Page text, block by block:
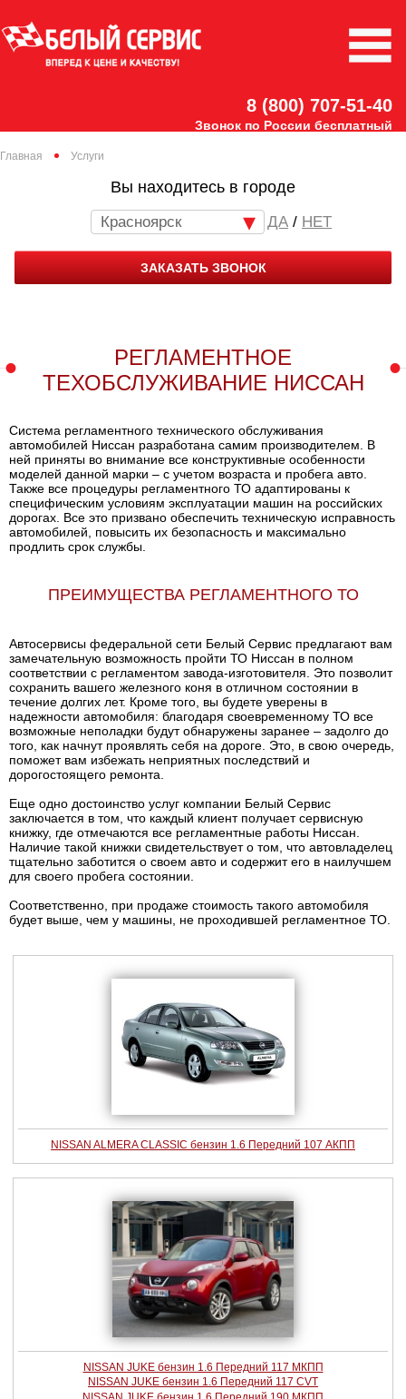
8 (800) 707-51-40
Звонок по России бесплатный
Главная Услуги
Вы находитесь в городе
Красноярск / НЕТ
ЗАКАЗАТЬ ЗВОНОК
РЕГЛАМЕНТНОЕ
ТЕХОБСЛУЖИВАНИЕ НИССАН
Система регламентного технического обслуживания
автомобилей Ниссан разработана самим производителем. В
ней приняты во внимание все конструктивные особенности
моделей данной марки – с учетом возраста и пробега авто.
Также все процедуры регламентного ТО адаптированы к
специфическим условиям эксплуатации машин на российских
дорогах. Все это призвано обеспечить техническую исправность
автомобилей, повысить их безопасность и максимально
продлить срок службы.
ПРЕИМУЩЕСТВА РЕГЛАМЕНТНОГО ТО
Автосервисы федеральной сети Белый Сервис предлагают вам
замечательную возможность пройти ТО Ниссан в полном
соответствии с регламентом завода-изготовителя. Это позволит
сохранить вашего железного коня в отличном состоянии в
течение долгих лет. Кроме того, вы будете уверены в
надежности автомобиля: благодаря своевременному ТО все
возможные неполадки будут обнаружены заранее – задолго до
того, как начнут проявлять себя на дороге. Это, в свою очередь,
поможет вам избежать неприятных последствий и
дорогостоящего ремонта.
Еще одно достоинство услуг компании Белый Сервис
заключается в том, что каждый клиент получает сервисную
книжку, где отмечаются все регламентные работы Ниссан.
Наличие такой книжки свидетельствует о том, что автовладелец
тщательно заботится о своем авто и содержит его в наилучшем
для своего пробега состоянии.
Соответственно, при продаже стоимость такого автомобиля
будет выше, чем у машины, не проходившей регламентное ТО.
NISSAN ALMERA CLASSIC бензин 1.6 Передний 107 АКПП
NISSAN JUKE бензин 1.6 Передний 117 МКПП
NISSAN JUKE бензин 1.6 Передний 117 CVT